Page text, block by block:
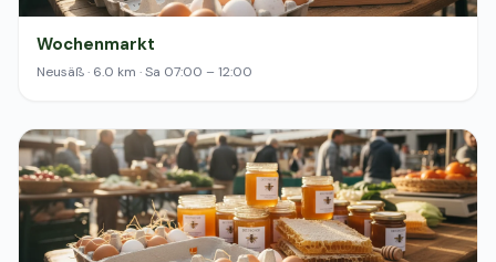
Wochenmarkt
Neusäß · 6.0 km · Sa 07:00 – 12:00